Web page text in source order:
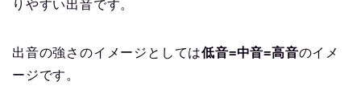
りやすい出音です。
出音の強さのイメージとしては低音=中音=高音のイメ
ージです。